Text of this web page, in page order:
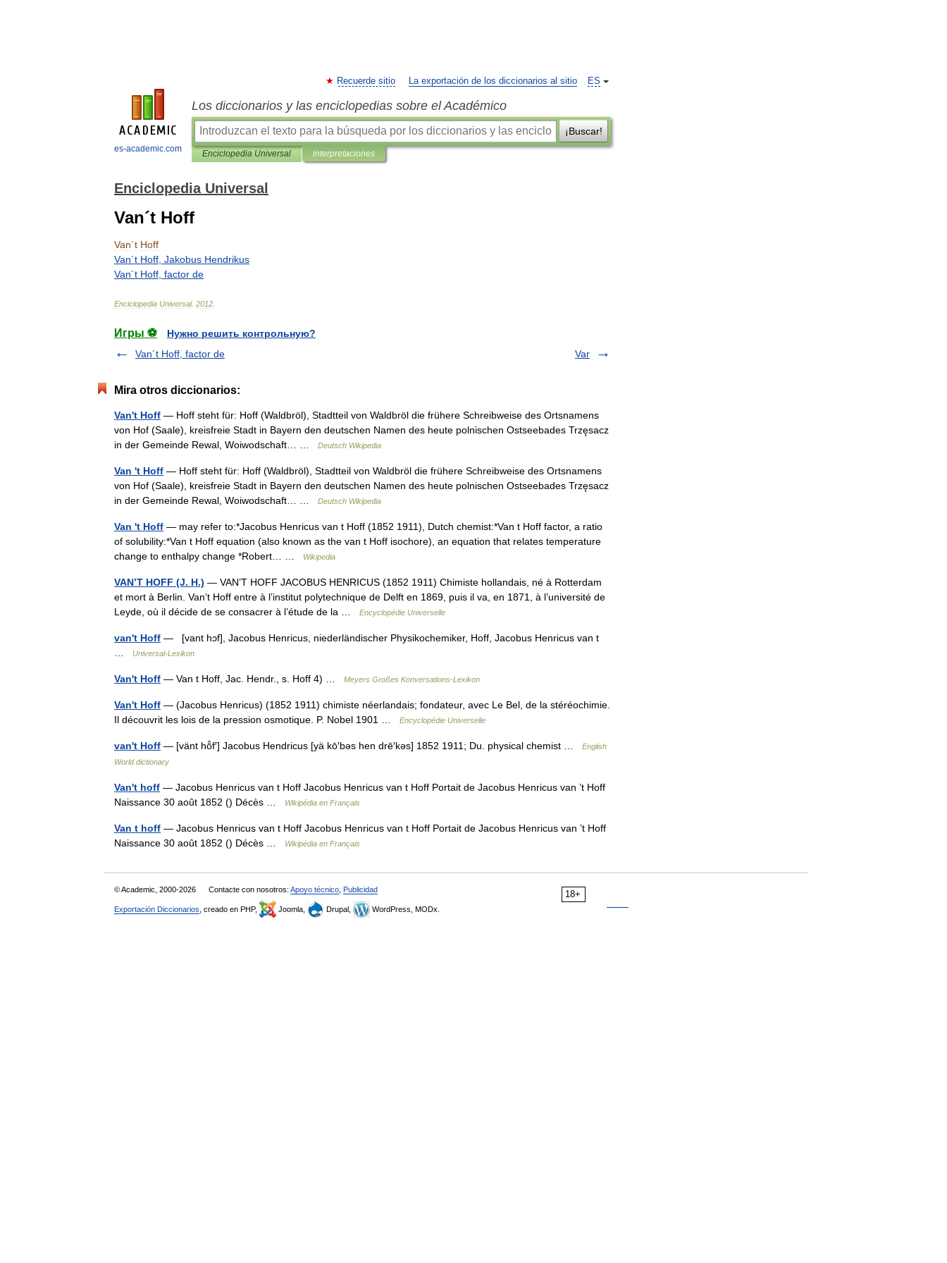
es-academic.com
ES
Recuerde sitio La exportación de los diccionarios al sitio
Los diccionarios y las enciclopedias sobre el Académico
¡Buscar!
Enciclopedia Universal interpretaciones
Enciclopedia Universal
Van´t Hoff
Van´t Hoff
Van´t Hoff Jakobus Hendrikus
Van´t Hoff factor de
Enciclopedia Universal. 2012
Игры ⚽
Нужно решить контрольную?
Van´t Hoff, factor de
Var
Mira otros diccionarios:
Van't Hoff — Hoff steht für: Hoff (Waldbröl), Stadtteil von Waldbröl die frühere Schreibweise des Ortsnamens
von Hof (Saale), kreisfreie Stadt in Bayern den deutschen Namen des heute polnischen Ostseebades Trzęsacz
in der Gemeinde Rewal, Woiwodschaft… …
Deutsch Wikipedia
Van 't Hoff — Hoff steht für: Hoff (Waldbröl), Stadtteil von Waldbröl die frühere Schreibweise des Ortsnamens
von Hof (Saale), kreisfreie Stadt in Bayern den deutschen Namen des heute polnischen Ostseebades Trzęsacz
in der Gemeinde Rewal, Woiwodschaft… …
Deutsch Wikipedia
Van 't Hoff — may refer to:*Jacobus Henricus van t Hoff (1852 1911), Dutch chemist:*Van t Hoff factor, a ratio
of solubility:*Van t Hoff equation (also known as the van t Hoff isochore), an equation that relates temperature
change to enthalpy change *Robert… …
Wikipedia
VAN’T HOFF (J. H.) — VAN’T HOFF JACOBUS HENRICUS (1852 1911) Chimiste hollandais, né à Rotterdam
et mort à Berlin. Van’t Hoff entre à l’institut polytechnique de Delft en 1869, puis il va, en 1871, à l’université de
Leyde, où il décide de se consacrer à l’étude de la …
Encyclopédie Universelle
van't Hoff — [vant hɔf], Jacobus Henricus, niederländischer Physikochemiker, Hoff, Jacobus Henricus van t
Universal-Lexikon
Van't Hoff — Van t Hoff, Jac. Hendr., s. Hoff 4) … Meyers Großes Konversations-Lexikon
Van't Hoff — (Jacobus Henricus) (1852 1911) chimiste néerlandais; fondateur, avec Le Bel, de la stéréochimie.
Il découvrit les lois de la pression osmotique. P. Nobel 1901 …
Encyclopédie Universelle
van't Hoff — [vänt hō̂f′] Jacobus Hendricus [yä kō′bəs hen drē′kəs] 1852 1911; Du. physical chemist …
English
World dictionary
Van't hoff — Jacobus Henricus van t Hoff Jacobus Henricus van t Hoff Portait de Jacobus Henricus van ’t Hoff
Naissance 30 août 1852 () Décès …
Wikipédia en Français
Van t hoff — Jacobus Henricus van t Hoff Jacobus Henricus van t Hoff Portait de Jacobus Henricus van ’t Hoff
Naissance 30 août 1852 () Décès …
Wikipédia en Français
18+
© Academic, 2000-2026 Contacte con nosotros: Apoyo técnico Publicidad
Exportación Diccionarios , creado en PHP, Joomla, Drupal, WordPress, MODx.